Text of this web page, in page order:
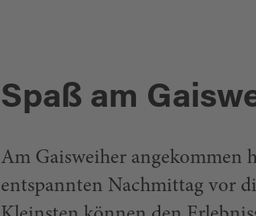
Spaß am
Am Gaisweiher angekommen
entspannten Nachmittag vor